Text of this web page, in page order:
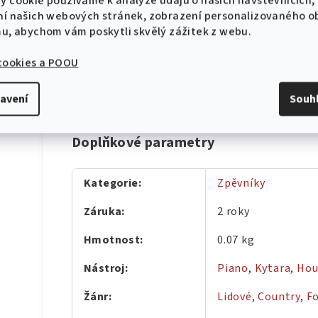
našich webových stránek, zobrazení personalizovaného
abychom vám poskytli skvělý zážitek z webu.
a POOU
U potůčku
V netolickým údolí
Doplňkové parametry
Kategorie:
Zpěvníky
Záruka:
2 roky
Hmotnost:
0.07 kg
Nástroj: Piano, Kytara,
Žánr: Lidové,Country,